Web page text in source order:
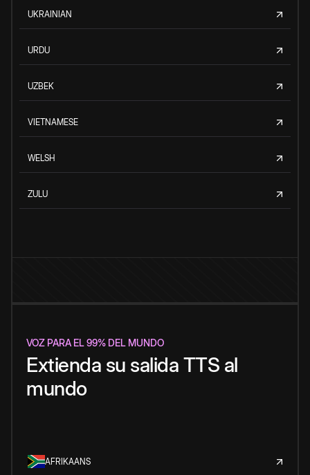
UKRAINIAN
URDU
UZBEK
VIETNAMESE
WELSH
ZULU
VOZ PARA EL 99% DEL MUNDO
Extienda su salida TTS al
mundo
AFRIKAANS